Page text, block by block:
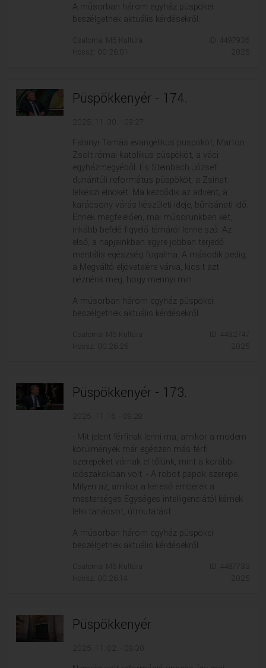
A műsorban három egyház püspökei
beszélgetnek aktuális kérdésekről.
Csatorna: M5 Kultúra
Hossz: 00:26:01
ID: 4497935
Püspökkenyér - 174.
2025. 11. 30. - 09:27
Fabinyi Tamás evangélikus püspököt, Marton
Zsolt római katolikus püspököt, a váci
egyházmegyéből. És Steinbach József
dunántúli református püspököt, a Zsinat
lelkészi elnökét. Ma kezdődik az advent, a
karácsony várás készületi ideje, bűnbánati idő.
Ennek megfelelően, mai műsorünkban két,
inkább befelé figyelő témáról lenne szó. Az
első, a napjainkban egyre jobban terjedő
mentális egészség fogalma. A második pedig,
a Megváltó eljövetelére várva, kicsit azt
néznénk meg, hogy mennyi min...
A műsorban három egyház püspökei
beszélgetnek aktuális kérdésekről.
Csatorna: M5 Kultúra
Hossz: 00:26:26
ID: 4492747
Püspökkenyér - 173.
- Mit jelent férfinak lenni ma, amikor a modern
körülmények már egészen más férfi
szerepeket várnak el tőlünk, mint a korábbi
időszakokban volt. - A robot papok szerepe.
Milyen az, amikor a kereső emberek a
mesterséges Egységes intelligenciától kérnek
lelki tanácsot, útmutatást....
A műsorban három egyház püspökei
beszélgetnek aktuális kérdésekről.
Csatorna: M5 Kultúra
Hossz: 00:26:14
ID: 4487733
Püspökkenyér